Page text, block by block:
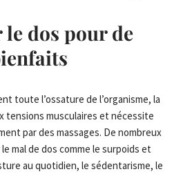
le dos pour de
toute l’ossature de l’organisme, la
tensions musculaires et nécessite
par des massages. De nombreux
mal de dos comme le surpoids et
au quotidien, le sédentarisme, le